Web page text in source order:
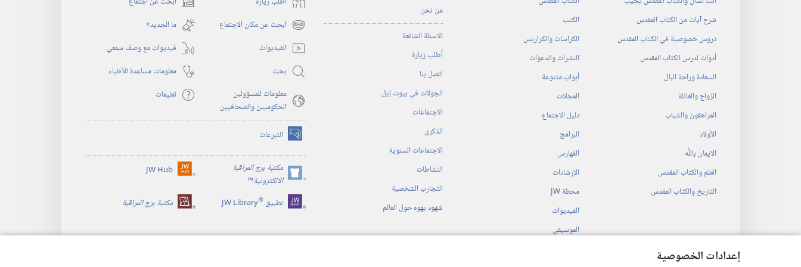
إعدادات الخصوصية
شرح آيات من الكتاب المقدس
دروس خصوصية في الكتاب المقدس
أدوات لدرس الكتاب المقدس
السعادة وراحة البال
الزواج والعائلة
المراهقون والشباب
الأولاد
الايمان باللّٰه
العلم والكتاب المقدس
التاريخ والكتاب المقدس
الكتب
الكراسات والكراريس
النشرات والدعوات
أبواب متنوعة
المجلات
دليل الاجتماع
البرامج
الفهارس
الإرشادات
محطة‏ ‏JW
الفيديوات
الموسيقى
من نحن
الاسئلة الشائعة
أُطلب زيارة
اتصل بنا
الجولات في بيوت إيل
الاجتماعات
الذكرى
الاجتماعات السنوية
النشاطات
التجارب الشخصية
شهود يهوه حول العالم
(يفتح
نافذة
جديدة)
ابحث عن مكان الاجتماع (يفتح
نافذة
ما الجديد؟‏
الفيديوات
فيديوات مع وصف سمعي
بحث
معلومات مساعِدة للأطباء
معلومات للمسؤولين
الحكوميين والصحافيين
تعليمات
التبرعات (يفتح
نافذة
جديدة) مكتبة برج المراقبة
الالكترونية™
(يفتح
نافذة
جديدة)
JW Hub (يفتح
جديدة)
تطبيق ®
JW Library مكتبة برج المراقبة